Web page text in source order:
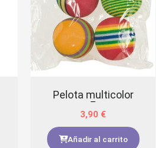
Pelota multicolor
3,90 €
Añadir al carrito